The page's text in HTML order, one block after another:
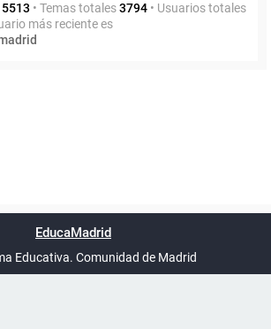
• Temas totales3794 • Usuarios totales
más reciente es
phpBB España
EducaMadrid
Educativa. Comunidad de Madrid